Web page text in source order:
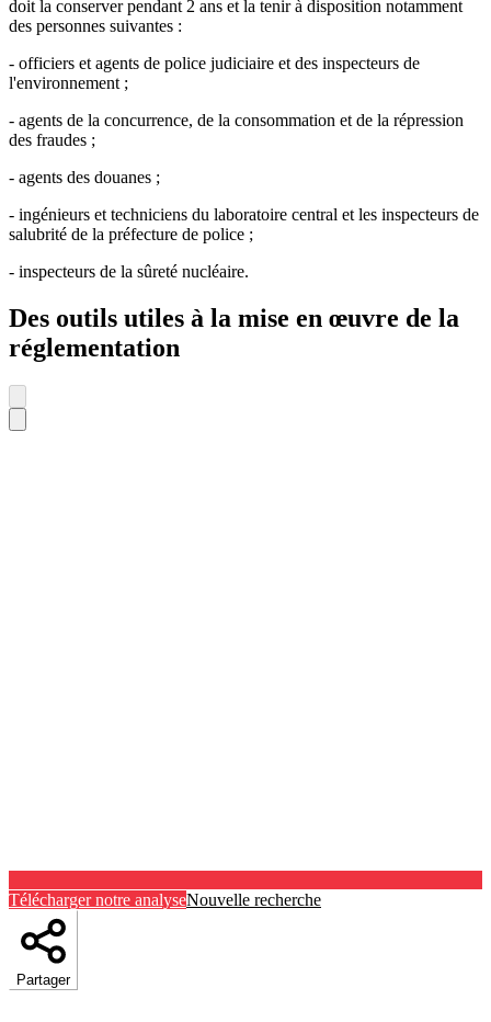
doit la conserver pendant 2 ans et la tenir à disposition notamment
des personnes suivantes :
- officiers et agents de police judiciaire et des inspecteurs de
l'environnement ;
- agents de la concurrence, de la consommation et de la répression
des fraudes ;
- agents des douanes ;
- ingénieurs et techniciens du laboratoire central et les inspecteurs de
salubrité de la préfecture de police ;
- inspecteurs de la sûreté nucléaire.
Des outils utiles à la mise en œuvre de la
réglementation
Télécharger notre analyseNouvelle recherche
Partager